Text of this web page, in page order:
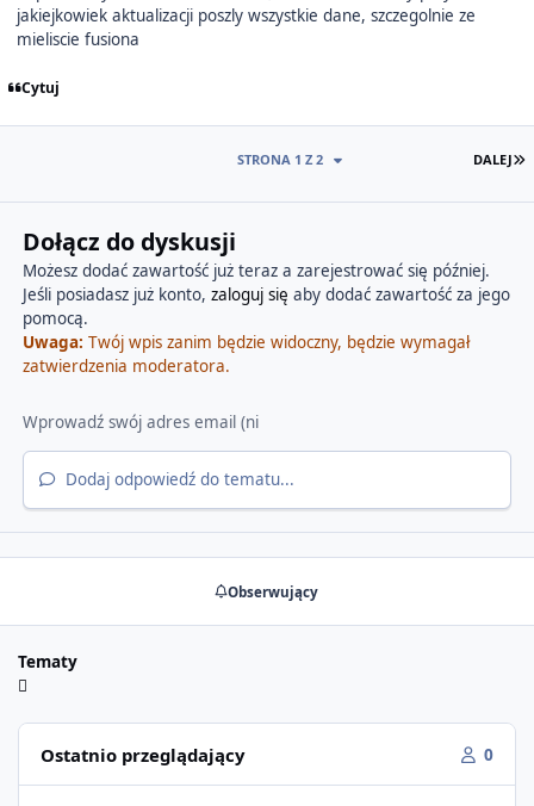
jakiejkowiek aktualizacji poszly wszystkie dane, szczegolnie ze
mieliscie fusiona
Cytuj
DALEJ
STRONA 1 Z 2
Dołącz do dyskusji
Możesz dodać zawartość już teraz a zarejestrować się później.
Jeśli posiadasz już konto, zaloguj się aby dodać zawartość za jego
pomocą.
Uwaga: Twój wpis zanim będzie widoczny, będzie wymagał
zatwierdzenia moderatora.
Dodaj odpowiedź do tematu...
Obserwujący
Tematy
Ostatnio przeglądający 0